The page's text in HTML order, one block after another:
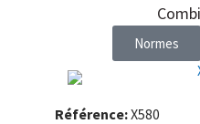
Normes
Référence:X580